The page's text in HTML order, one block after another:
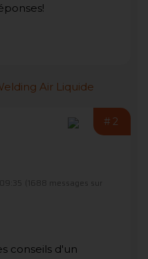
#2
(1688 messages sur
conseils d'un